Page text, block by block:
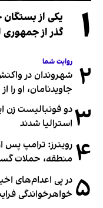
۱
یکی از بستگان
گذر از
۲ روایت شما
شهروندان در
جاویدنامان، او را
۳ استرالیا شدند
۴ رویترز: ترامپ پس
منطقه، حملات
۵ در پی اعدام‌های
خواهرخواندگی